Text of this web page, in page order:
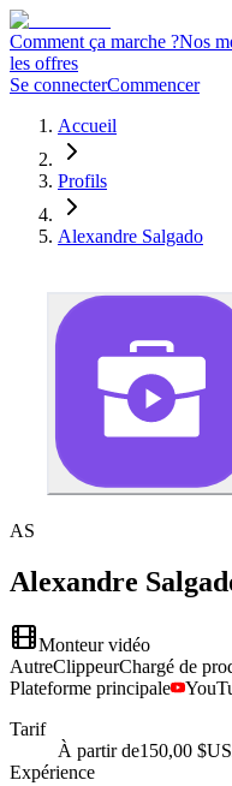
Comment ça marche ?Nos
les offres
Se connecterCommencer
Accueil
Profils
Alexandre Salgado
AS
Alexandre
Monteur vidéo
AutreClippeurChargé de
Plateforme principale
Tarif
À partir de150,00 $US
Expérience